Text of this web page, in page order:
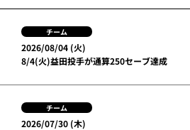
チーム
2026/08/04 (火)
8/4(火)益田投手が通算250セーブ達成
チーム
2026/07/30 (木)